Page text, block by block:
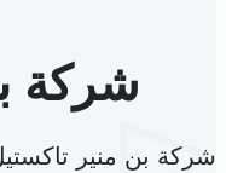
شركة
شركة بن منير